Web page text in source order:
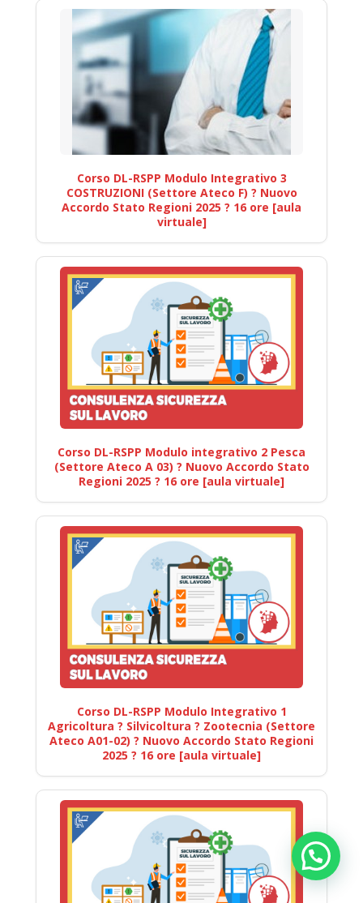
Corso DL-RSPP Modulo Integrativo 3
COSTRUZIONI (Settore Ateco F) ? Nuovo
Accordo Stato Regioni 2025 ? 16 ore [aula
virtuale]
Corso DL-RSPP Modulo integrativo 2 Pesca
(Settore Ateco A 03) ? Nuovo Accordo Stato
Regioni 2025 ? 16 ore [aula virtuale]
Corso DL-RSPP Modulo Integrativo 1
Agricoltura ? Silvicoltura ? Zootecnia (Settore
Ateco A01-02) ? Nuovo Accordo Stato Regioni
2025 ? 16 ore [aula virtuale]